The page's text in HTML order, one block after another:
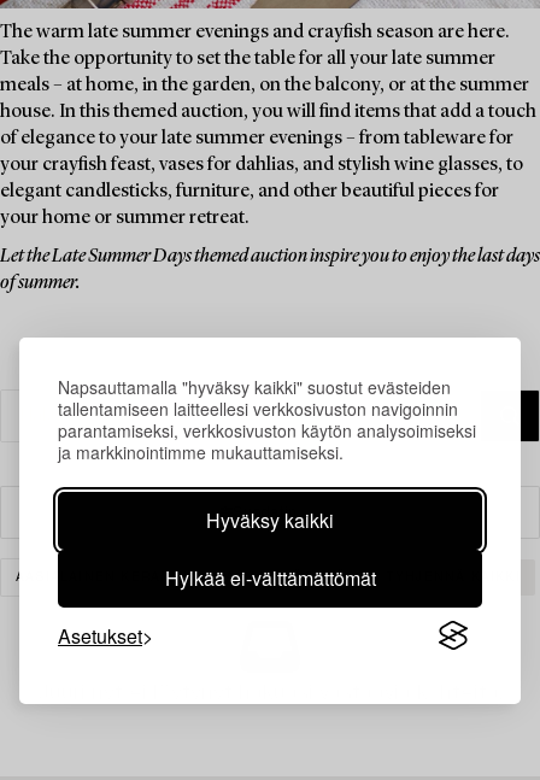
Napsauttamalla "hyväksy kaikki" suostut evästeiden
tallentamiseen laitteellesi verkkosivuston navigoinnin
parantamiseksi, verkkosivuston käytön analysoimiseksi
ja markkinointimme mukauttamiseksi.
Hyväksy kaikki
Hylkää ei-välttämättömät
Asetukset
The warm late summer evenings and crayfish season are here.
Take the opportunity to set the table for all your late summer
meals – at home, in the garden, on the balcony, or at the summer
house. In this themed auction, you will find items that add a touch
of elegance to your late summer evenings – from tableware for
your crayfish feast, vases for dahlias, and stylish wine glasses, to
elegant candlesticks, furniture, and other beautiful pieces for
your home or summer retreat.
Let the Late Summer Days themed auction inspire you to enjoy the last days
of summer.
Suodatin
AASIALAINEN KERAMIIKKA JA TAIDEKÄSITYÖ